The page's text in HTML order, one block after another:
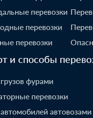
перевозки
перевозки
перевозки
и способы
фурами
перевозки
автовозами